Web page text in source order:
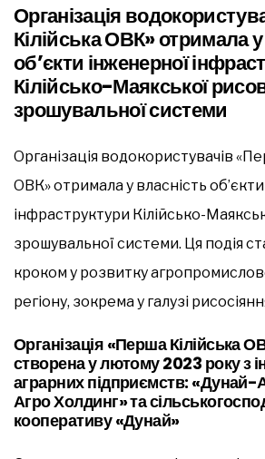
Організація
Кілійська ОВК» отримала
об’єкти інженерної
Кілійсько-Маякської
зрошувальної системи
Організація водокористувачів
ОВК» отримала у власність
інфраструктури Кілійсько-
зрошувальної системи. Ця подія
кроком у розвитку
регіону, зокрема у галузі
Організація «Перша Кілійська
створена у лютому 2023 року з
аграрних підприємств: «Дунай-
Агро Холдинг» та
кооперативу «Дунай»